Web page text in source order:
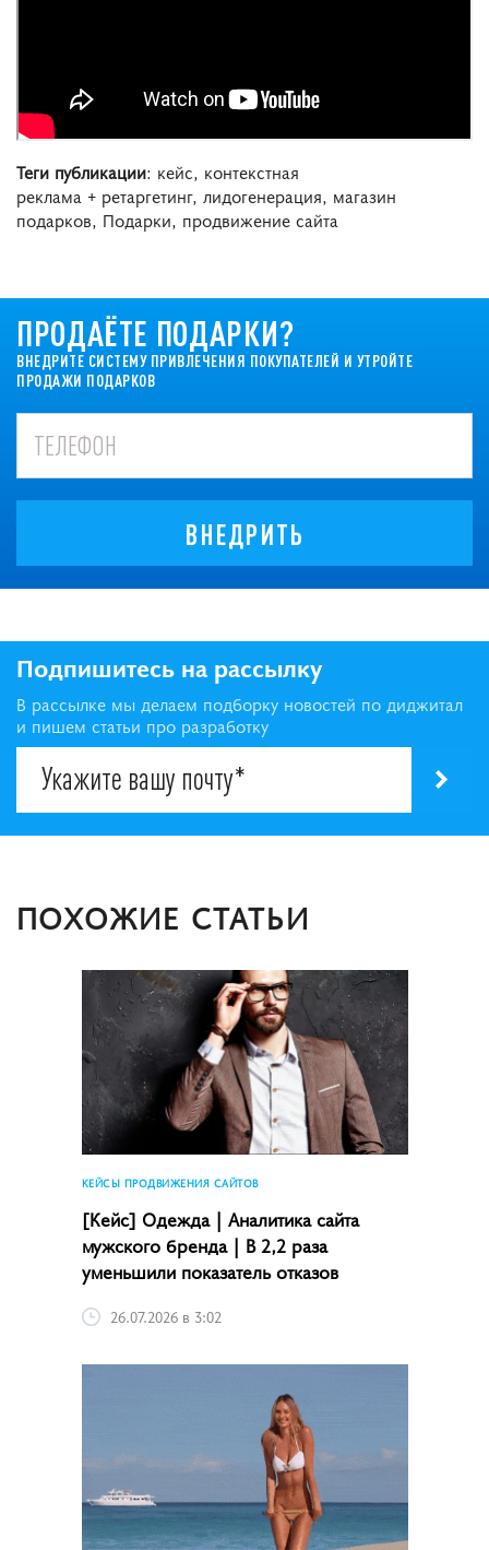
Теги публикации: кейс, контекстная
реклама + ретаргетинг, лидогенерация, магазин
подарков, Подарки, продвижение сайта
ПРОДАЁТЕ ПОДАРКИ?
ВНЕДРИТЕ СИСТЕМУ ПРИВЛЕЧЕНИЯ ПОКУПАТЕЛЕЙ И УТРОЙТЕ
ПРОДАЖИ ПОДАРКОВ
ВНЕДРИТЬ
Подпишитесь на рассылку
В рассылке мы делаем подборку новостей по диджитал
и пишем статьи про разработку
ПОХОЖИЕ СТАТЬИ
КЕЙСЫ ПРОДВИЖЕНИЯ САЙТОВ
[Кейс] Одежда | Аналитика сайта
мужского бренда | В 2,2 раза
уменьшили показатель отказов
26.07.2026 в 3:02